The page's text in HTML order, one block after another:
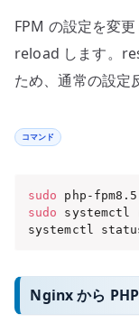
FPM の設定を変
reload します。
ため、通常の設定
コマンド
sudo php-fpm8.5
sudo systemctl
systemctl
Nginx から